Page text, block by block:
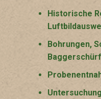
Historische
Bohrungen,